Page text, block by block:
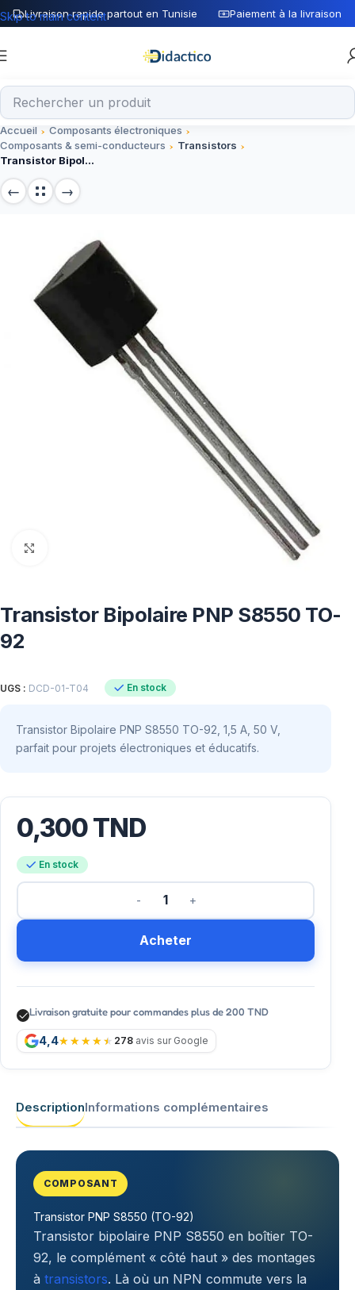
Livraison rapide partout en Tunisie Paiement à la livraison
Skip to main content
Accueil
Composants électroniques
Composants & semi-conducteurs
Transistors
Transistor Bipolaire PNP S8550 TO-92
Transistor Bipolaire PNP S8550 TO-
92
UGS : DCD-01-T04 En stock
Transistor Bipolaire PNP S8550 TO-92, 1,5 A, 50 V,
parfait pour projets électroniques et éducatifs.
0,300TND
En stock
Acheter
Livraison gratuite pour commandes plus de 200 TND
4,4 278 avis sur Google
DescriptionInformations complémentaires
COMPOSANT
Transistor PNP S8550 (TO-92)
Transistor bipolaire PNP S8550 en boîtier TO-
92, le complément « côté haut » des montages
à transistors. Là où un NPN commute vers la